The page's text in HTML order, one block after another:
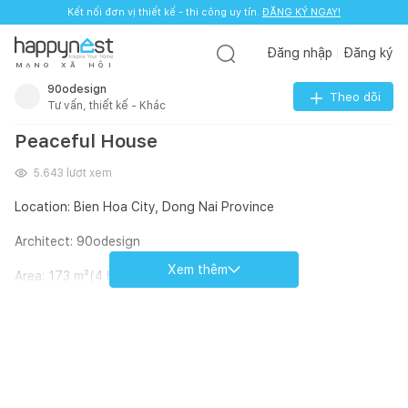
Kết nối đơn vị thiết kế - thi công uy tín. ĐĂNG KÝ NGAY!
M Ạ N G X Ã H Ộ I
Đăng nhập Đăng ký
90odesign
Tư vấn, thiết kế - Khác
Theo dõi
Peaceful House
5.643 lượt xem
Location: Bien Hoa City, Dong Nai Province
Architect: 90odesign
Area: 173 m²(4 bedrooms)Xem thêm